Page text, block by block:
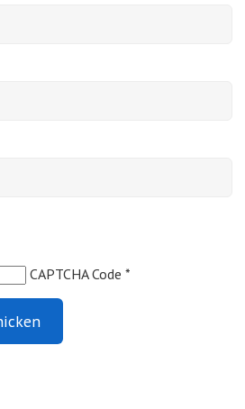
CAPTCHA Code *